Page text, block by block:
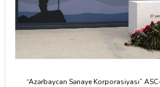
“Azərbaycan Sənaye Korporasiyası”